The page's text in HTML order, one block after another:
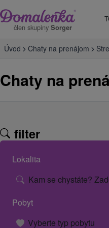
člen skupiny Sorger
Úvod Chaty na prenájom
Chaty na
filter
Lokalita
Kam se chystáte?
Pobyt
Vyberte typ pobytu